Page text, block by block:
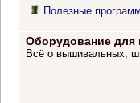
Полезные
Оборудование
Всё о вышивальных,